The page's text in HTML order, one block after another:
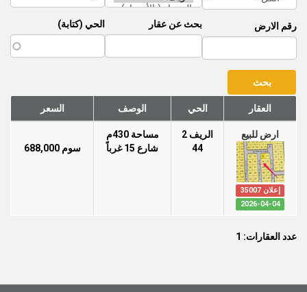
رقم الارض بحث عن عقار الحي (كتابة)
العقار الحي الوصف السعر
ارض للبيع
إعلان 35007
2026-04-04
الريف 2
44
مساحة 430م
شارع 15 غرباً
سوم 688,000
عدد العقارات: 1